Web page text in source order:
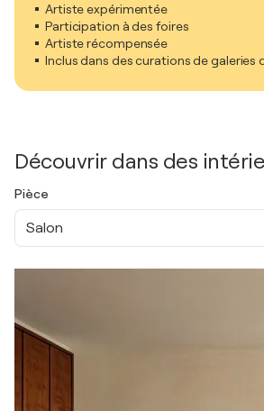
Artiste expérimentée
Participation à des foires
Artiste récompensée
Inclus dans des curations de galeries
Découvrir dans des
Pièce
Salon